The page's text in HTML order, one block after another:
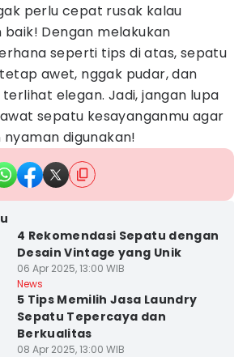
perlu cepat rusak kalau
Dengan melakukan
seperti tips di atas, sepatu
awet, nggak pudar, dan
elegan. Jadi, jangan lupa
sepatu kesayanganmu agar
digunakan!
4 Rekomendasi Sepatu dengan
Desain Vintage yang Unik
06 Apr 2025, 13:00 WIB
News
5 Tips Memilih Jasa Laundry
Sepatu Tepercaya dan
Berkualitas
08 Apr 2025, 13:00 WIB